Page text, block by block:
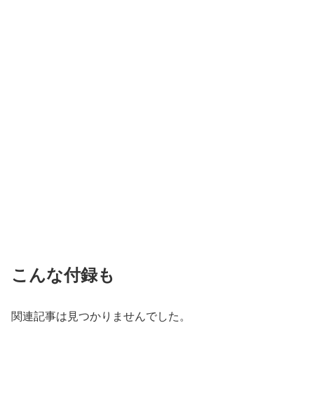
こんな付録も
関連記事は見つかりませんでした。